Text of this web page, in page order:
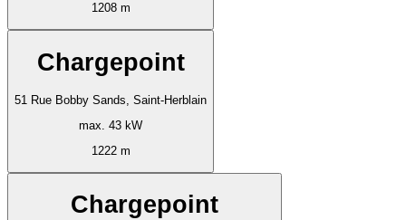
1208 m
Chargepoint
51 Rue Bobby Sands, Saint-Herblain
max. 43 kW
1222 m
Chargepoint